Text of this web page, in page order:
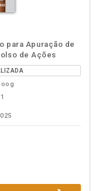
para Apuração de
de Ações